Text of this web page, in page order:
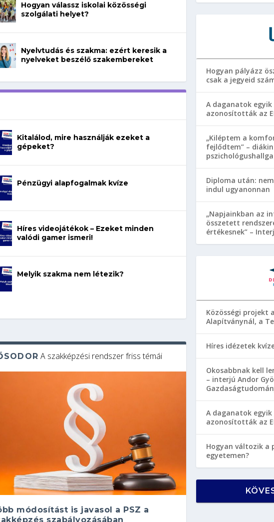
Hogyan válassz iskolai közösségi
szolgálati helyet?
Nyelvtudás és szakma: ezért keresik a
nyelveket beszélő szakembereket
Kitalálod, mire használják ezeket a
gépeket?
Pénzügyi alapfogalmak kvíze
Híres videojátékok – Ezeket minden
valódi gamer ismeri!
Melyik szakma nem létezik?
A szakképzési rendszer friss témái
módosítást is javasol a PSZ a
szabályozásában
Hogyan pályázz
csak a jegyeid
A daganatok egyik
azonosították az
„Kiléptem a
fejlődtem” –
Diploma után:
indul ugyanonnan
„Napjainkban az
összetett
értékesnek” –
Közösségi projekt
Alapítványnál, a
Híres idézetek
Okosabbnak kell
– interjú Andor
A daganatok egyik
azonosították az
Hogyan változik a
egyetemen?